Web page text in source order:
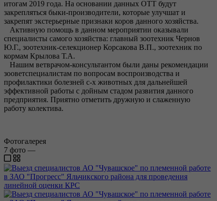
итогам 2019 года. На основании данных ОТТ будут
закрепляться быки-производители, которые улучшат и
закрепят экстерьерные признаки коров данного хозяйства.
Активную помощь в данном мероприятии оказывали
специалисты самого хозяйства: главный зоотехник Чернов
Ю.Г., зоотехник-селекционер Корсакова В.П., зоотехник по
кормам Крылова Т.А.
Нашим ветврачом-консультантом были даны рекомендации
зооветспециалистам по вопросам воспроизводства и
профилактики болезней с-х животных для дальнейшей
эффективной работы с дойным стадом развития данного
предприятия. Приятно отметить дружную и слаженную
работу колектива.
Фотогалерея
7 фото —